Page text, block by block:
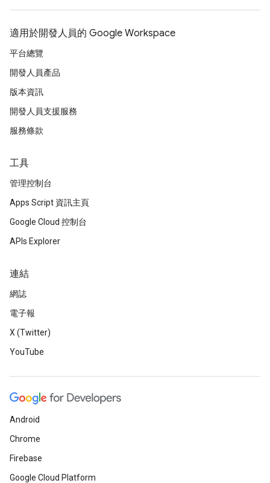
適用於開發人員的 Google Workspace
平台總覽
開發人員產品
版本資訊
開發人員支援服務
服務條款
工具
管理控制台
Apps Script 資訊主頁
Google Cloud 控制台
APIs Explorer
連結
網誌
電子報
X (Twitter)
YouTube
Android
Chrome
Firebase
Google Cloud Platform